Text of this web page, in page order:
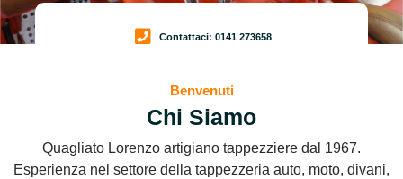
Benvenuti
Chi Siamo
Quagliato Lorenzo artigiano tappezziere dal 1967.
Esperienza nel settore della tappezzeria auto, moto, divani,
Contattaci: 0141 273658